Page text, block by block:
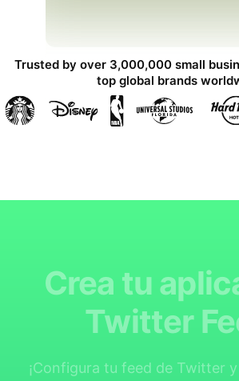
Trusted by over 3,000,000 small
top global brands
Crea tu
Twitter
¡Configura tu feed de Twitter